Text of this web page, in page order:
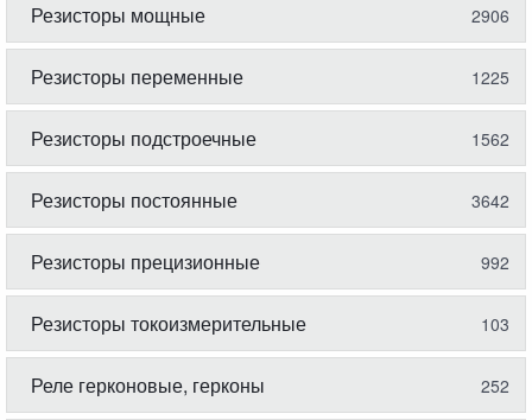
Резисторы мощные 2906
Резисторы переменные 1225
Резисторы подстроечные 1562
Резисторы постоянные 3642
Резисторы прецизионные 992
Резисторы токоизмерительные 103
Реле герконовые, герконы 252